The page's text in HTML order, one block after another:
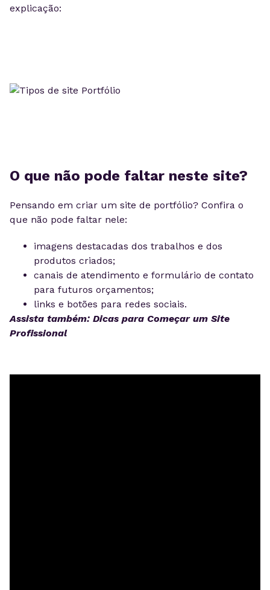
explicação:
O que não pode faltar neste site?
Pensando em criar um site de portfólio? Confira o
que não pode faltar nele:
imagens destacadas dos trabalhos e dos
produtos criados;
canais de atendimento e formulário de contato
para futuros orçamentos;
links e botões para redes sociais.
Assista também: Dicas para Começar um Site
Profissional